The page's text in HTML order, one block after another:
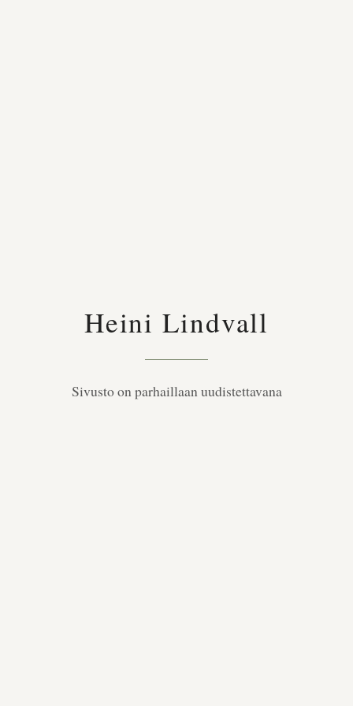
Heini Lindvall
Sivusto on parhaillaan uudistettavana